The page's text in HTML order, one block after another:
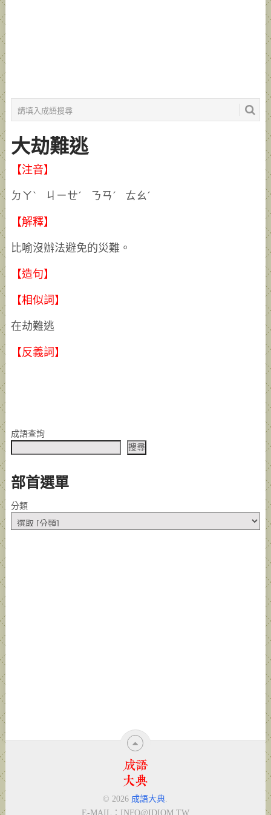
大劫難逃
【注音】
ㄉㄚˋ ㄐㄧㄝˊ ㄋㄢˊ ㄊㄠˊ
【解釋】
比喻沒辦法避免的災難。
【造句】
【相似詞】
在劫難逃
【反義詞】
成語查詢
搜尋
部首選單
分類
© 2026 成語大典.
E-MAIL： INFO@IDIOM.TW